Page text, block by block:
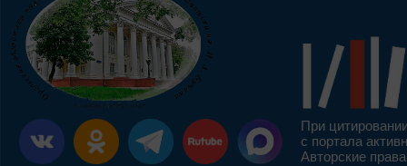
При
с портала
Авторские